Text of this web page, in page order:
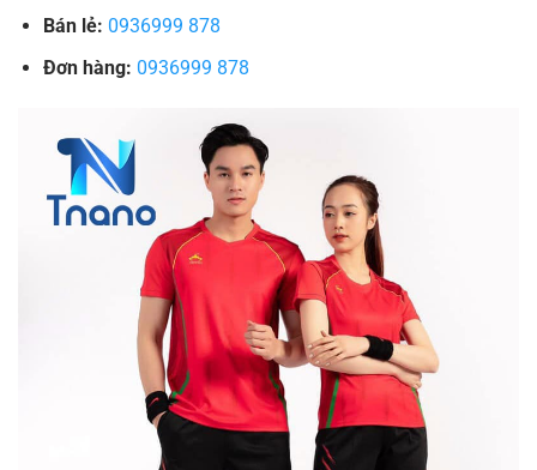
Bán lẻ: 0936999 878
Đơn hàng: 0936999 878